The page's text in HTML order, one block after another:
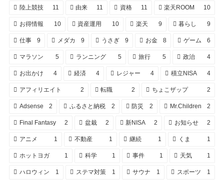
陸上競技 11 由来 11 資格 11 楽天ROOM 10
お得情報 10 資産運用 10 楽天 9 暮らし 9
仕事 9 メダカ 9 うさぎ 9 お金 8 ゲーム 6
マラソン 5 ランニング 5 旅行 5 政治 4
お出かけ 4 経済 4 レジャー 4 積立NISA 4
アフィリエイト 2 転職 2 ちょこザップ 2
Adsense 2 ふるさと納税 2 防災 2 Mr.Children 2
Final Fantasy 2 盆栽 2 新NISA 2 お知らせ 2
アニメ 1 不動産 1 継続 1 くま 1
ホットヨガ 1 科学 1 事件 1 天気 1
ハロウィン 1 ステマ対策 1 サウナ 1 スポーツ 1